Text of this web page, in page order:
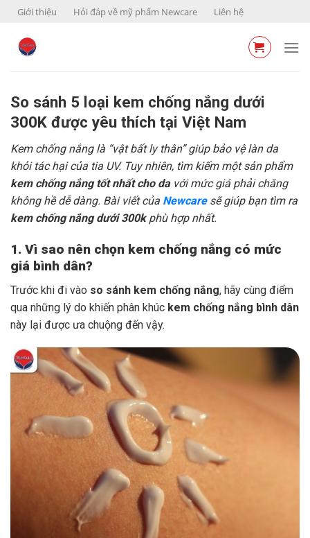
Skip
content
Giới thiệu Hỏi đáp về mỹ phẩm Newcare Liên hệ
So sánh 5 loại kem chống nắng dưới
300K được yêu thích tại Việt Nam
Kem chống nắng là “vật bất ly thân” giúp bảo vệ làn da
khỏi tác hại của tia UV. Tuy nhiên, tìm kiếm một sản phẩm
kem chống nắng tốt nhất cho davới mức giá phải chăng
không hề dễ dàng. Bài viết của Newcare sẽ giúp bạn tìm ra
kem chống nắng dưới 300kphù hợp nhất.
1. Vì sao nên chọn kem chống nắng có mức
giá bình dân?
Trước khi đi vào so sánh kem chống nắng, hãy cùng điểm
qua những lý do khiến phân khúc kem chống nắng bình dân
này lại được ưa chuộng đến vậy.